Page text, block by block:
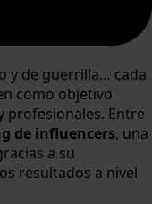
y de guerrilla… cada
como objetivo
profesionales. Entre
de influencers, una
a su
resultados a nivel